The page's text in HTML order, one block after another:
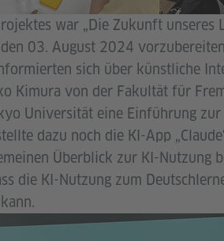
war „Die Zukunft unseres
03. August 2024
sich über künstliche
Kimura von der Fakultät für
Universität eine Einführung zur
dazu noch die KI-App
Überblick zur KI-Nutzung
die KI-Nutzung zum